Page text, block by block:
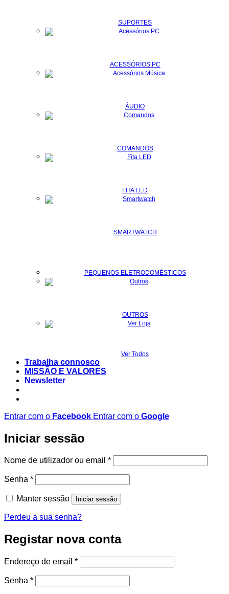
SUPORTES
ACESSÓRIOS PC
ÁUDIO
COMANDOS
FITA LED
SMARTWATCH
PEQUENOS ELETRODOMÉSTICOS
OUTROS
Ver Todos
Trabalha connosco
MISSÃO E VALORES
Newsletter
Entrar com o Facebook Entrar com o Google
Iniciar sessão
Nome de utilizador ou email *Obrigatório
Senha *Obrigatório
Manter sessão Iniciar sessão
Perdeu a sua senha?
Registar nova conta
Endereço de email *Obrigatório
Senha *Obrigatório